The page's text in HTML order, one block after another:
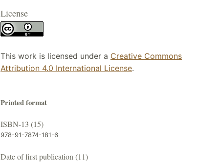
License
This work is licensed under a Creative Commons
Attribution 4.0 International License.
Printed format
ISBN-13 (15)
978-91-7874-181-6
Date of first publication (11)